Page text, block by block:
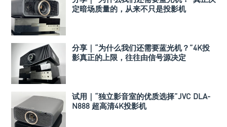
定暗场质量的，从来不只是投影机
分享｜“为什么我们还需要蓝光机？”4K投
影真正的上限，往往由信号源决定
试用｜“独立影音室的优质选择”JVC DLA-
N888 超高清4K投影机